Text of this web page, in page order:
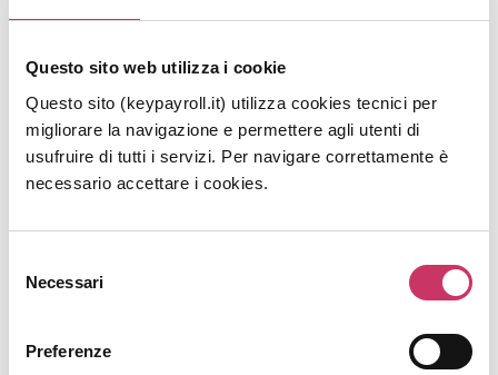
Questo sito web utilizza i cookie
Questo sito (keypayroll.it) utilizza cookies tecnici per
migliorare la navigazione e permettere agli utenti di
usufruire di tutti i servizi. Per navigare correttamente è
necessario accettare i cookies.
delNecessari
Preferenze
Come verificare la validità del Green